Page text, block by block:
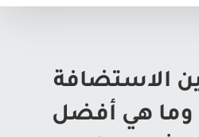
الاستضافة
وما هي أفضل